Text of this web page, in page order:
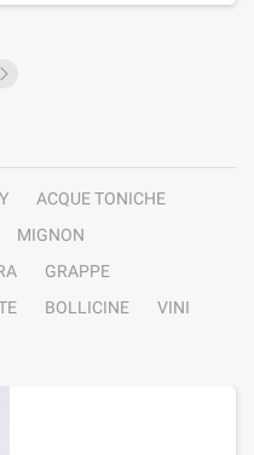
ACQUE TONICHE
MIGNON
GRAPPE
BOLLICINE
VINI